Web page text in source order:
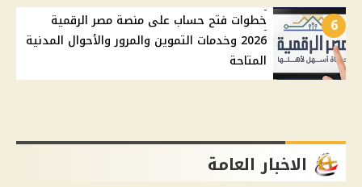
6
خطوات فتح حساب على منصة مصر الرقمية
2026 وخدمات التموين والمرور والأحوال المدنية
المتاحة
الاخبار العامة